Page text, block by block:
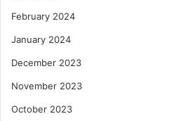
February 2024
January 2024
December 2023
November 2023
October 2023